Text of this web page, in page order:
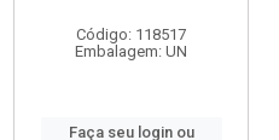
Código: 118517
Embalagem: UN
Faça seu login ou